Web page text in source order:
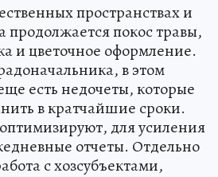
пространствах и
продолжается покос травы,
и цветочное оформление.
в этом
есть недочеты, которые
в кратчайшие сроки.
для усиления
отчеты. Отдельно
с хозсубъектами,